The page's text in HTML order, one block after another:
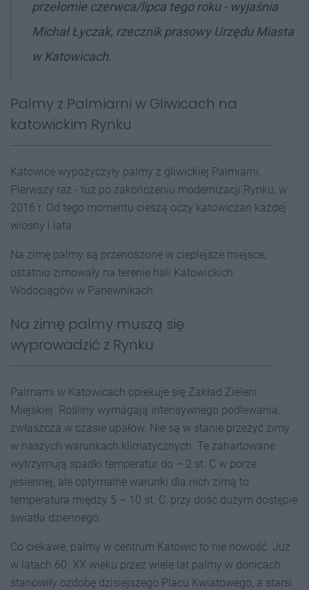
przełomie czerwca/lipca tego roku - wyjaśnia
Michał Łyczak, rzecznik prasowy Urzędu Miasta
w Katowicach.
Palmy z Palmiarni w Gliwicach na
katowickim Rynku
Katowice wypożyczyły palmy z gliwickiej Palmiarni.
Pierwszy raz - tuż po zakończeniu modernizacji Rynku, w
2016 r. Od tego momentu cieszą oczy katowiczan każdej
wiosny i lata.
Na zimę palmy są przenoszone w cieplejsze miejsce,
ostatnio zimowały na terenie hali Katowickich
Wodociągów w Panewnikach.
Na zimę palmy muszą się
wyprowadzić z Rynku
Palmami w Katowicach opiekuje się Zakład Zieleni
Miejskiej. Rośliny wymagają intensywnego podlewania,
zwłaszcza w czasie upałów. Nie są w stanie przeżyć zimy
w naszych warunkach klimatycznych. Te zahartowane
wytrzymują spadki temperatur do – 2 st. C w porze
jesiennej, ale optymalne warunki dla nich zimą to
temperatura między 5 – 10 st. C, przy dość dużym dostępie
światła dziennego.
Co ciekawe, palmy w centrum Katowic to nie nowość. Już
w latach 60. XX wieku przez wiele lat palmy w donicach
stanowiły ozdobę dzisiejszego Placu Kwiatowego, a starsi